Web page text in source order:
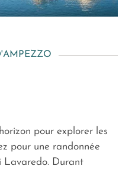
pour explorer les
pour une randonnée
Lavaredo. Durant